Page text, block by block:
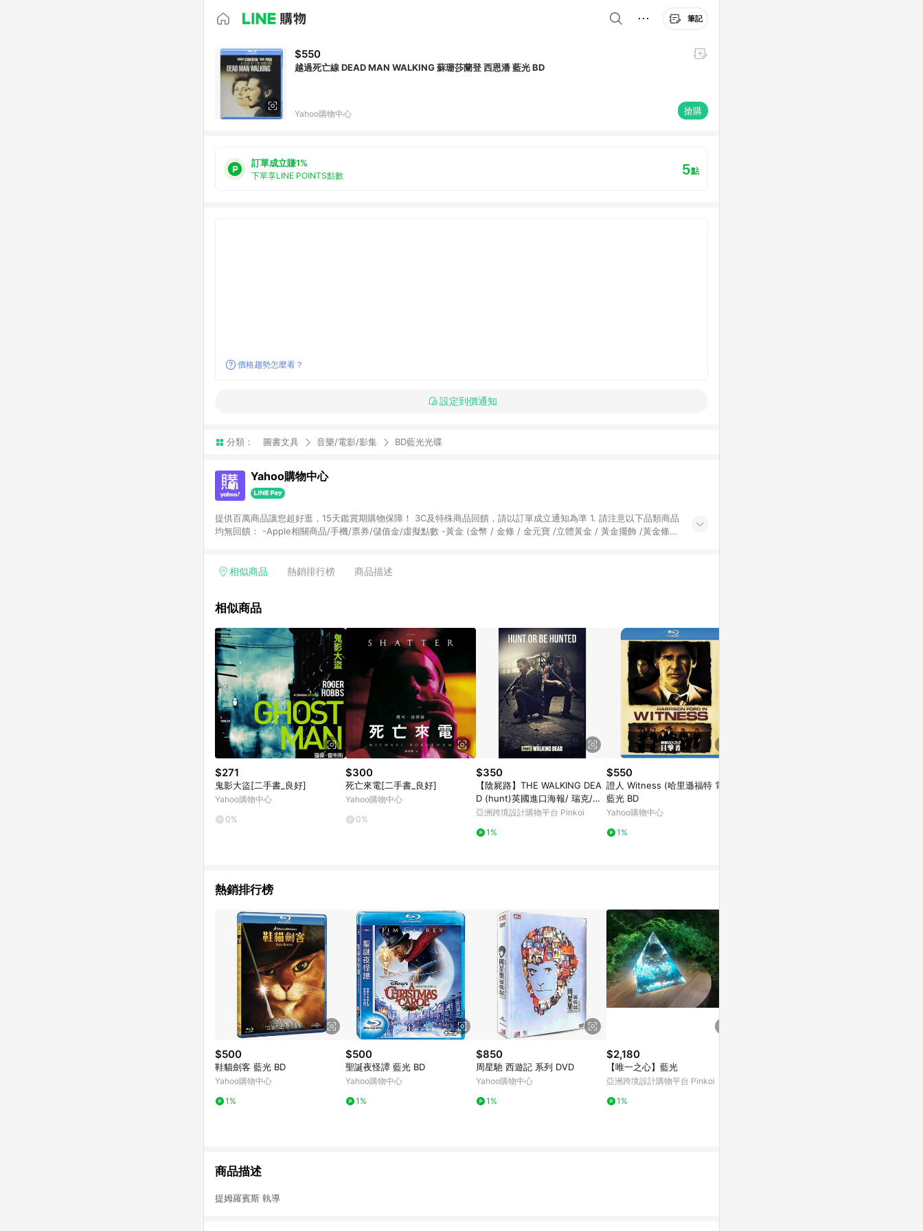
筆記
$550
越過死亡線 DEAD MAN WALKING 蘇珊莎蘭登 西恩潘 藍光 BD
Yahoo購物中心 搶購
訂單成立賺1%
下單享LINE POINTS點數 5點
價格趨勢怎麼看？
設定到價通知
分類： 圖書文具 音樂/電影/影集 BD藍光光碟
Yahoo購物中心
提供百萬商品讓您超好逛，15天鑑賞期購物保障！ 3C及特殊商品回饋，請以訂單成立通知為準 1. 請注意以下品類商品
均無回饋： -Apple相關商品/手機/票券/儲值金/虛擬點數 -黃金 (金幣 / 金條 / 金元寶 /立體黃金 / 黃金擺飾 /黃金條
Yahoo超贈點回饋者 - 購物中心商店之商品：商品賣場中有標示「商店」及顯示商店名稱者(指定活動店家除外) 3. 訂
相似商品 熱銷排行榜 商品描述
相似商品
$271
鬼影大盜[二手書_良好]
Yahoo購物中心
0%
$300
死亡來電[二手書_良好]
Yahoo購物中心
0%
$350
【陰屍路】THE WALKING DEA
D (hunt)英國進口海報/ 瑞克/戴
瑞
亞洲跨境設計購物平台 Pinkoi
1%
$550
證人 Witness (哈里遜福特 電影)
藍光 BD
Yahoo購物中心
1%
熱銷排行榜
$500
鞋貓劍客 藍光 BD
Yahoo購物中心
1%
$500
聖誕夜怪譚 藍光 BD
Yahoo購物中心
1%
$850
周星馳 西遊記 系列 DVD
Yahoo購物中心
1%
$2,180
【唯一之心】藍光
亞洲跨境設計購物平台 Pinkoi
1%
商品描述
提姆羅賓斯 執導